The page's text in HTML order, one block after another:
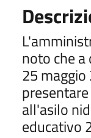
noto che a
25
all'asilo
educativo